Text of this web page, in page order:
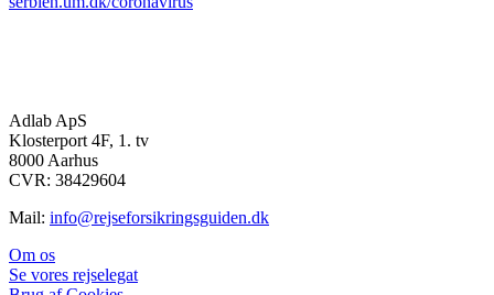
Adlab ApS
Klosterport 4F, 1. tv
8000 Aarhus
CVR: 38429604
Mail: info@rejseforsikringsguiden.dk
Om os
Se vores rejselegat